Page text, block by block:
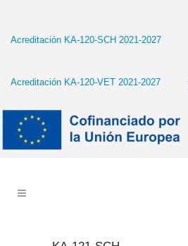
Acreditación KA-120-SCH 2021-2027
Acreditación KA-120-VET 2021-2027